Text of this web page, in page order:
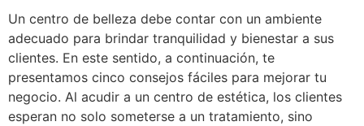
Un centro de belleza debe contar con un ambiente
adecuado para brindar tranquilidad y bienestar a sus
clientes. En este sentido, a continuación, te
presentamos cinco consejos fáciles para mejorar tu
negocio. Al acudir a un centro de estética, los clientes
esperan no solo someterse a un tratamiento, sino